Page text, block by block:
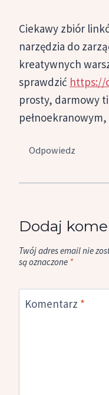
Ciekawy zbiór
narzędzia do
kreatywnych
sprawdzić https://
prosty, darmowy
Odpowiedz
Dodaj
Twój adres email nie
są oznaczone *
Komentarz *